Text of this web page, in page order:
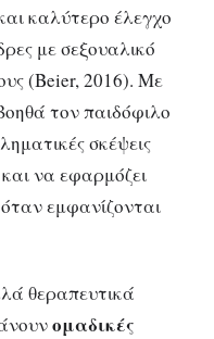
καλύτερο έλεγχο
με σεξουαλικό
(Beier, 2016). Με
τον παιδόφιλο
σκέψεις
να εφαρμόζει
εμφανίζονται
θεραπευτικά
ομαδικές